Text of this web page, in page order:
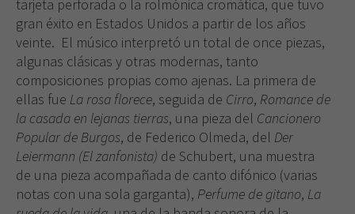
tarjeta perforada o la rolmónica cromática, que tuvo
gran éxito en Estados Unidos a partir de los años
veinte. El músico interpretó un total de once piezas,
algunas clásicas y otras modernas, tanto
composiciones propias como ajenas. La primera de
ellas fue La rosa florece, seguida de Cirro, Romance de
la casada en lejanas tierras, una pieza del Cancionero
Popular de Burgos, de Federico Olmeda, del Der
Leiermann (El zanfonista) de Schubert, una muestra
de una pieza acompañada de canto difónico (varias
notas con una sola garganta), Perfume de gitano, La